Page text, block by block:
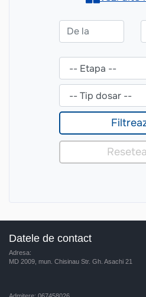
Datele de contact
Adresa:
MD 2009, mun. Chisinau Str. Gh. Asachi 21